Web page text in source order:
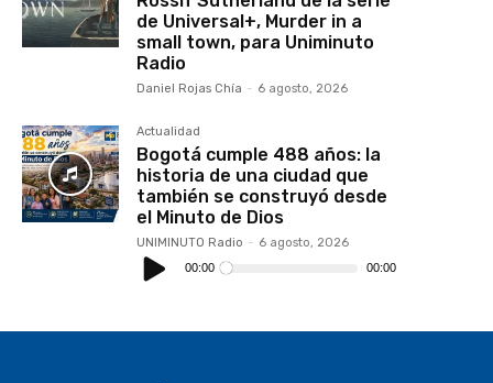
de Universal+, Murder in a
small town, para Uniminuto
Radio
Daniel Rojas Chía - 6 agosto, 2026
Actualidad
Bogotá cumple 488 años: la
historia de una ciudad que
también se construyó desde
el Minuto de Dios
UNIMINUTO Radio - 6 agosto, 2026
Reproductor
de
audio
00:00 00:00